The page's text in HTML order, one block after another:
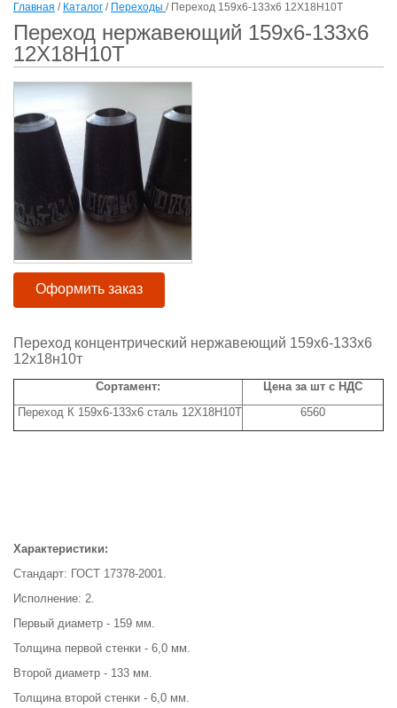
Главная / Каталог / Переходы / Переход 159х6-133х6 12Х18Н10Т
Переход нержавеющий 159х6-133х6
12Х18Н10Т
Оформить заказ
Переход концентрический нержавеющий 159х6-133х6
12х18н10т
Сортамент:
Цена за шт с НДС
Переход К 159х6-133х6 сталь 12Х18Н10Т
6560
Характеристики:
Стандарт: ГОСТ 17378-2001.
Исполнение: 2.
Первый диаметр - 159 мм.
Толщина первой стенки - 6,0 мм.
Второй диаметр - 133 мм.
Толщина второй стенки - 6,0 мм.